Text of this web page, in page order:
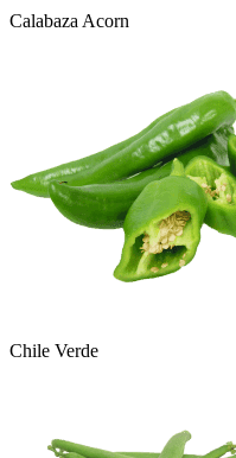
Calabaza Acorn
Chile Verde